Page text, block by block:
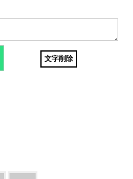
文字削除